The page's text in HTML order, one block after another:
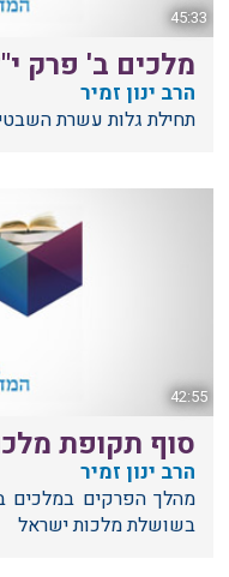
45:33
מלכים ב' פרק
הרב ינון זמיר
תחילת גלות עשרת
42:55
סוף תקופת
הרב ינון זמיר
מהלך הפרקים במלכים
בשושלת מלכות ישראל